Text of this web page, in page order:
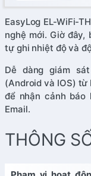
EasyLog EL-WiFi-
nghệ mới. Giờ
tự ghi nhiệt độ và
Dễ dàng giám
(Android và IOS)
để nhận cảnh báo
Email.
THÔNG